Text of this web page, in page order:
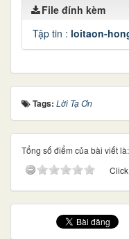
File đính kèm
Tập tin : loitaon-
Tags: Lời Tạ Ơn
Tổng số điểm của bài viết